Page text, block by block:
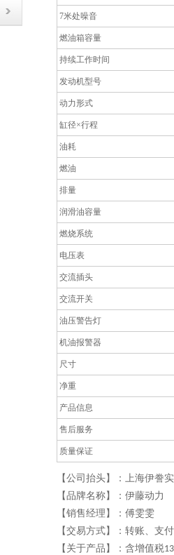
7米处噪音
燃油箱容量
持续工作时间
发动机型号
动力形式
缸径×行程
油耗
燃油
排量
润滑油容量
燃烧系统
电压表
交流插头
交流开关
油压警告灯
机油报警器
尺寸
净重
产品信息
售后服务
质量保证
【公司抬头】：上海伊誊
【品牌名称】：伊藤动力
【销售经理】：傅雯雯
【交易方式】：转账、支
【关于产品】：含增值税